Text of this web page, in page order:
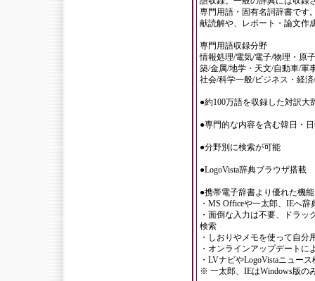
専門用語・固有名詞辞書です
献読解や、レポート・論文作
専門用語収録分野
情報処理/電気/電子/物理・原
築/金属/地学・天文/自動車/軍
社会/科学一般/ビジネス・経
●約100万語を収録した対訳大
●専門的な内容を含む韓日・
●分野別に検索が可能
●LogoVista辞典ブラウザ搭載
●携帯電子辞書より優れた機能
・MS Officeや一太郎、IEへ
・面倒な入力は不要、ドラ
検索
・しおりやメモを使って自分
・オンラインアップデート
・LVナビやLogoVistaニュー
※ 一太郎、IEはWindows版の